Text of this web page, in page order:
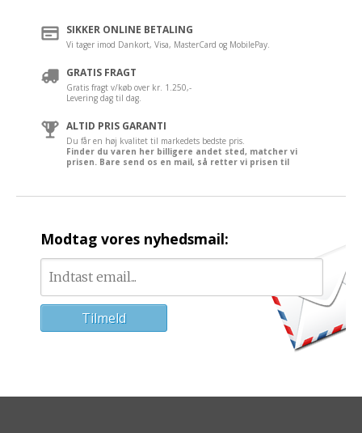
SIKKER ONLINE BETALING
Vi tager imod Dankort, Visa, MasterCard og MobilePay.
GRATIS FRAGT
Gratis fragt v/køb over kr. 1.250,-
Levering dag til dag.
ALTID PRIS GARANTI
Du får en høj kvalitet til markedets bedste pris.
Finder du varen her billigere andet sted, matcher vi
prisen. Bare send os en mail, så retter vi prisen til
Modtag vores nyhedsmail: